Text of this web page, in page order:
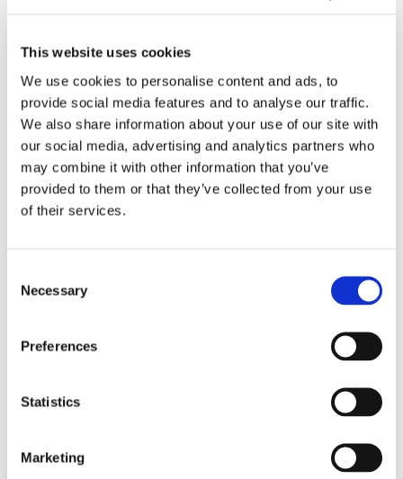
This website uses cookies
We use cookies to personalise content and ads, to
provide social media features and to analyse our traffic.
We also share information about your use of our site with
our social media, advertising and analytics partners who
may combine it with other information that you’ve
provided to them or that they’ve collected from your use
of their services.
Selection
Necessary
Preferences
Statistics
Marketing
sosta: paga solo
l’ultimo della fila
Lo ha deciso la Cassazione, con ordinanza n.
15788/2018, in ordine alla vicenda riguardante un
tamponamento a catena con il coinvolgimento di
tre autovetture
Diritto
civile,Ettore Salvatore Masullo